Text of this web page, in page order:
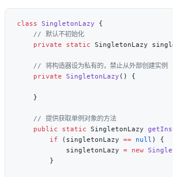
class SingletonLazy
    private
static
    private
SingletonLazy
    public
static SingletonLazy
        if
(singletonLazy == null
            singletonLazy
= new